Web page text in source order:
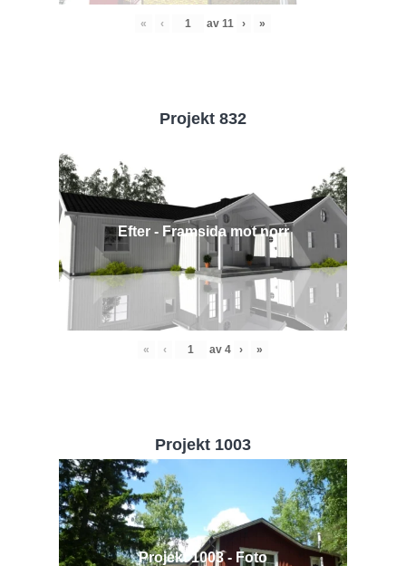
« ‹ av 11 › »
Projekt 832
Efter - Framsida mot norr
« ‹ av 4 › »
Projekt 1003
Projekt 1003 - Foto